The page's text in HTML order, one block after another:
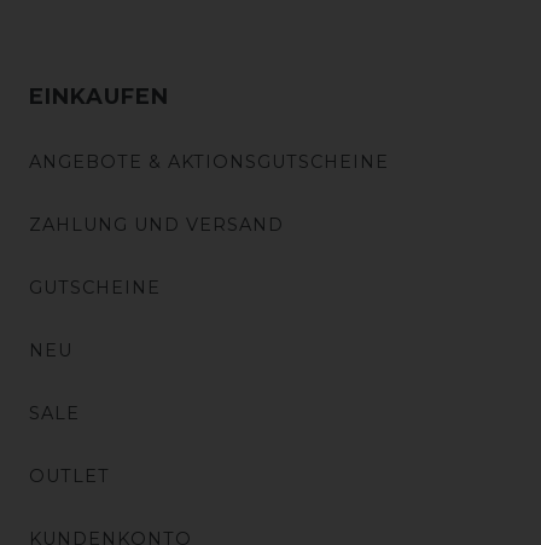
EINKAUFEN
ANGEBOTE & AKTIONSGUTSCHEINE
ZAHLUNG UND VERSAND
GUTSCHEINE
NEU
SALE
OUTLET
KUNDENKONTO